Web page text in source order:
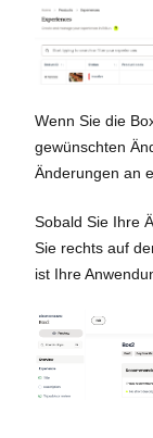
Wenn Sie die
gewünschten
Änderungen an
Sobald Sie Ihre
Sie rechts auf
ist Ihre